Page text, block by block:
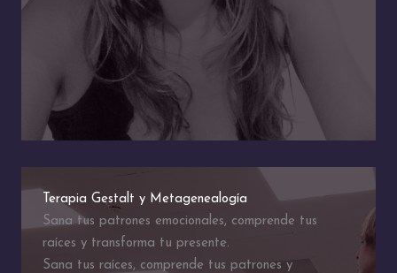
Terapia Gestalt y Metagenealogía
Sana tus patrones emocionales, comprende tus
raíces y transforma tu presente.
Sana tus raíces, comprende tus patrones y